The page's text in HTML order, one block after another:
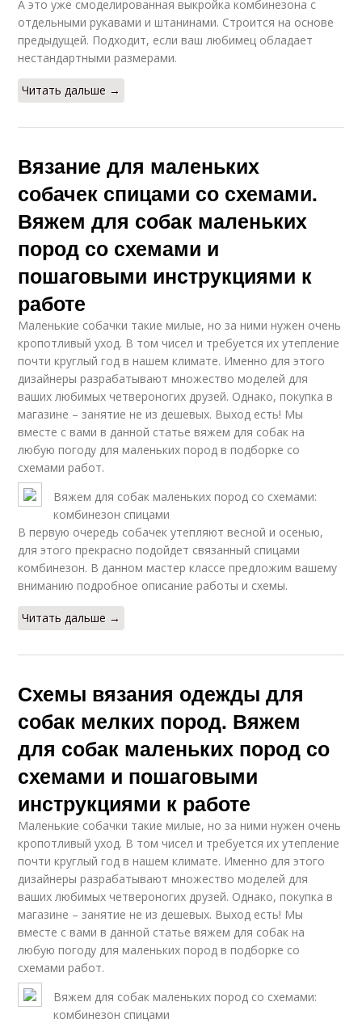
А это уже смоделированная выкройка комбинезона с
отдельными рукавами и штанинами. Строится на основе
предыдущей. Подходит, если ваш любимец обладает
нестандартными размерами.
Читать дальше →
Вязание для маленьких
собачек спицами со схемами.
Вяжем для собак маленьких
пород со схемами и
пошаговыми инструкциями к
работе
Маленькие собачки такие милые, но за ними нужен очень
кропотливый уход. В том чисел и требуется их утепление
почти круглый год в нашем климате. Именно для этого
дизайнеры разрабатывают множество моделей для
ваших любимых четвероногих друзей. Однако, покупка в
магазине – занятие не из дешевых. Выход есть! Мы
вместе с вами в данной статье вяжем для собак на
любую погоду для маленьких пород в подборке со
схемами работ.
Вяжем для собак маленьких пород со схемами:
комбинезон спицами
В первую очередь собачек утепляют весной и осенью,
для этого прекрасно подойдет связанный спицами
комбинезон. В данном мастер классе предложим вашему
вниманию подробное описание работы и схемы.
Читать дальше →
Схемы вязания одежды для
собак мелких пород. Вяжем
для собак маленьких пород со
схемами и пошаговыми
инструкциями к работе
Маленькие собачки такие милые, но за ними нужен очень
кропотливый уход. В том чисел и требуется их утепление
почти круглый год в нашем климате. Именно для этого
дизайнеры разрабатывают множество моделей для
ваших любимых четвероногих друзей. Однако, покупка в
магазине – занятие не из дешевых. Выход есть! Мы
вместе с вами в данной статье вяжем для собак на
любую погоду для маленьких пород в подборке со
схемами работ.
Вяжем для собак маленьких пород со схемами:
комбинезон спицами